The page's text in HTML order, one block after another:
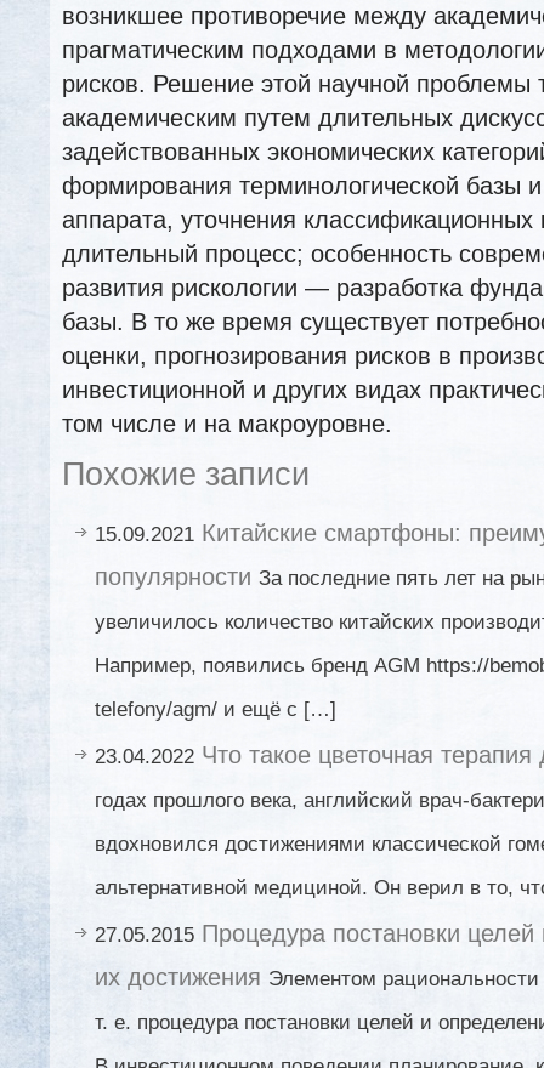
возникшее противоречие между
прагматическим подходами в
рисков. Решение этой научной проблемы
академическим путем длительных
задействованных экономических
формирования терминологической базы и
аппарата, уточнения
длительный процесс; особенность
развития рискологии — разработка
базы. В то же время существует
оценки, прогнозирования рисков в
инвестиционной и других видах
том числе и на макроуровне.
Похожие записи
15.09.2021 Китайские смартфоны:
популярности За последние пять лет на
увеличилось количество китайских
Например, появились бренд AGM https://
telefony/agm/ и ещё с […]
23.04.2022 Что такое цветочная терапия
годах прошлого века, английский врач-
вдохновился достижениями классической
альтернативной медициной. Он верил в то,
27.05.2015 Процедура постановки
их достижения Элементом
т. е. процедура постановки целей и